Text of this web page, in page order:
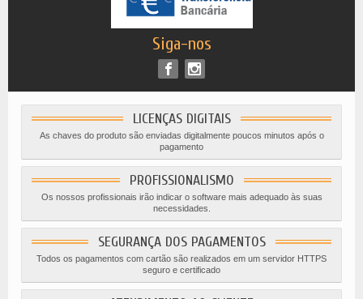
Siga-nos
LICENÇAS DIGITAIS
As chaves do produto são enviadas digitalmente poucos minutos após o
pagamento
PROFISSIONALISMO
Os nossos profissionais irão indicar o software mais adequado às suas
necessidades.
SEGURANÇA DOS PAGAMENTOS
Todos os pagamentos com cartão são realizados em um servidor HTTPS
seguro e certificado